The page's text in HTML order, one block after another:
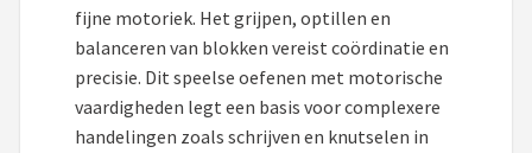
fijne motoriek. Het grijpen, optillen en
balanceren van blokken vereist coördinatie en
precisie. Dit speelse oefenen met motorische
vaardigheden legt een basis voor complexere
handelingen zoals schrijven en knutselen in